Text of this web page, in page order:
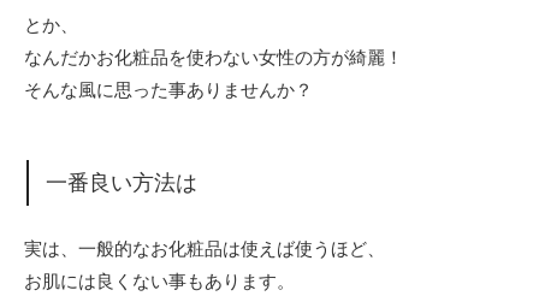
とか、
なんだかお化粧品を使わない女性の方が綺麗！
そんな風に思った事ありませんか？
一番良い方法は
実は、一般的なお化粧品は使えば使うほど、
お肌には良くない事もあります。